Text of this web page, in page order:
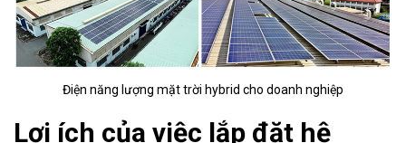
Hỏi
đáp
Tài
Liên
Điện năng lượng mặt trời hybrid cho doanh nghiệp
Lợi ích của việc lắp đặt hệ